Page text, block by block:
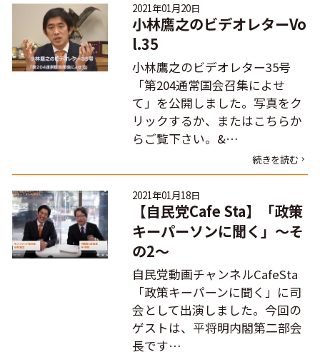
2021年01月20日
小林鷹之のビデオレターVo
l.35
小林鷹之のビデオレター35号
「第204通常国会召集によせ
て」を公開しました。写真をク
リックするか、またはこちらか
らご覧下さい。&…
続きを読む
2021年01月18日
【自民党Cafe Sta】「政策
キーパーソンに聞く」～そ
の2～
自民党動画チャンネルCafeSta
「政策キーパーンに聞く」に司
会として出演しました。今回の
ゲストは、平将明内閣第二部会
長です…